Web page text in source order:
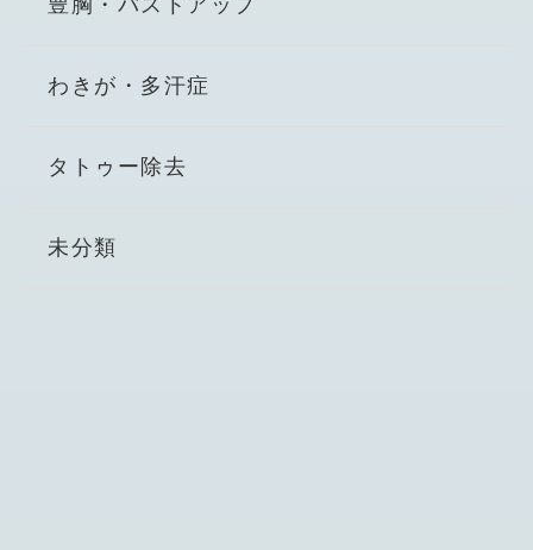
豊胸・バストアップ
わきが・多汗症
タトゥー除去
未分類